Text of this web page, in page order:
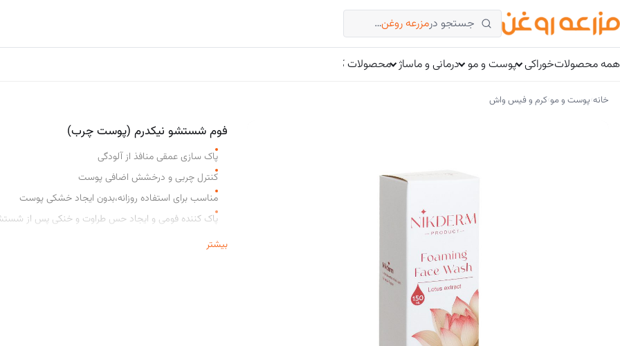
رفتن
به
محتوا
جستجو درمزرعه روغن…
همه محصولاتخوراکی پوست و مو درمانی و ماساژ محصولات کتوژنیک
خانه›پوست و مو›کرم و فیس واش
فوم شستشو نیکدرم (پوست چرب)
پاک سازی عمقی منافذ از آلودگی
کنترل چربی و درخشش اضافی پوست
مناسب برای استفاده روزانه،بدون ایجاد خشکی پوست
پاک کننده فومی و ایجاد حس طراوت و خنکی پس از
بر پایه عصاره نیلوفر آبی،عصاره لیمو،عصاره نعنا،روغن اناربیشتر